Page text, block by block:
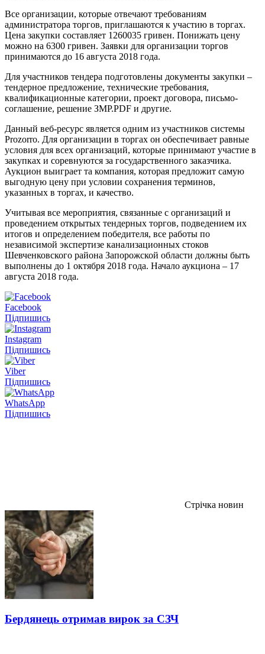
Все организации, которые отвечают требованиям
администратора торгов, приглашаются к участию в торгах.
Цена закупки составляет 1260035 гривен. Понижать цену
можно на 6300 гривен. Заявки для организации торгов
принимаются до 16 августа 2018 года.
Для участников тендера подготовлены документы закупки –
тендерное предложение, технические требования,
квалификационные категории, проект договора, письмо-
соглашение, решение ЗМР.PDF и другие.
Данный веб-ресурс является одним из участников системы
Prozorro. Для организации в торгах он обеспечивает равные
условия для всех организаций, которые принимают участие в
закупках и соревнуются за государственного заказчика.
Аукцион выиграет та компания, которая предложит самую
выгодную цену при условии сохранения терминов,
указанных в торгах, и качество.
Учитывая все мероприятия, связанные с организаций и
проведением открытых тендерных торгов, подведением их
итогов и определением победителя, все работы по
независимой экспертизе канализационных стоков
Шевченковского района Запорожской области должны быть
выполнены до 1 октября 2018 года. Начало аукциона – 17
августа 2018 года.
Facebook
Підпишись
Instagram
Підпишись
Viber
Підпишись
WhatsApp
Підпишись
Стрічка новин
Бердянець отримав вирок за СЗЧ